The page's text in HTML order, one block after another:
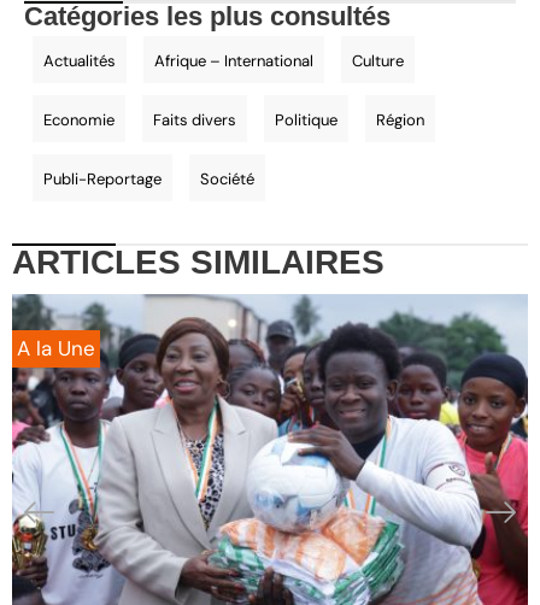
Catégories les plus consultés
Actualités Afrique – International Culture
Economie Faits divers Politique Région
Publi-Reportage Société
ARTICLES SIMILAIRES
A la Une